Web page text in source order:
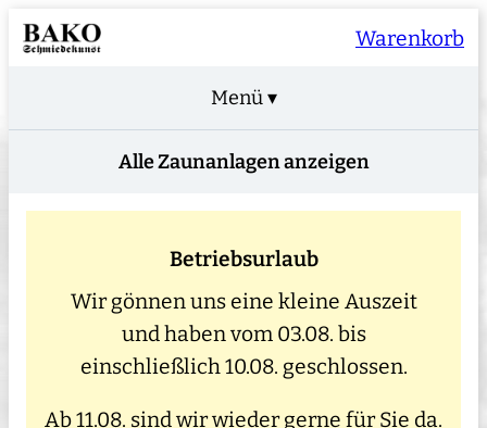
Warenkorb
Menü ▾
Alle Zaunanlagen anzeigen
Betriebsurlaub
Wir gönnen uns eine kleine Auszeit
und haben vom 03.08. bis
einschließlich 10.08. geschlossen.
Ab 11.08. sind wir wieder gerne für Sie da.